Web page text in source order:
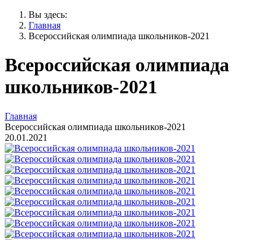
Вы здесь:
Главная
Всероссийская олимпиада школьников-2021
Всероссийская олимпиада
школьников-2021
Главная
Всероссийская олимпиада школьников-2021
20.01.2021